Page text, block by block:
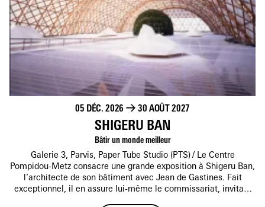
05 DÉC. 2026 → 30 AOÛT 2027
SHIGERU BAN
Bâtir un monde meilleur
Galerie 3, Parvis, Paper Tube Studio (PTS)
Le Centre
Pompidou-Metz consacre une grande exposition à Shigeru Ban,
l’architecte de son bâtiment avec Jean de Gastines. Fait
exceptionnel, il en assure lui-même le commissariat, invitant